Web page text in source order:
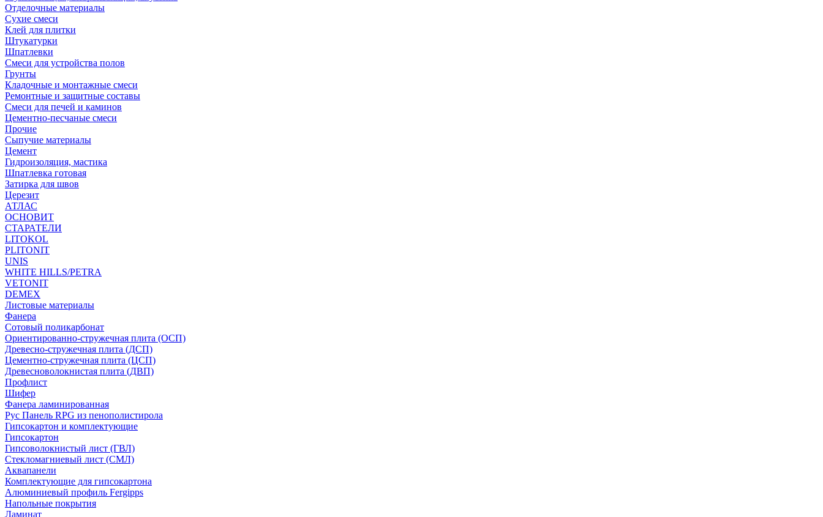
Отделочные материалы
Сухие смеси
Клей для плитки
Штукатурки
Шпатлевки
Смеси для устройства полов
Грунты
Кладочные и монтажные смеси
Ремонтные и защитные составы
Смеси для печей и каминов
Цементно-песчаные смеси
Прочие
Сыпучие материалы
Цемент
Гидроизоляция, мастика
Шпатлевка готовая
Затирка для швов
Церезит
АТЛАС
ОСНОВИТ
СТАРАТЕЛИ
LITOKOL
PLITONIT
UNIS
WHITE HILLS/PETRA
VETONIT
DEMEX
Листовые материалы
Фанера
Сотовый поликарбонат
Ориентированно-стружечная плита (ОСП)
Древесно-стружечная плита (ДСП)
Цементно-стружечная плита (ЦСП)
Древесноволокнистая плита (ДВП)
Профлист
Шифер
Фанера ламинированная
Рус Панель RPG из пенополистирола
Гипсокартон и комплектующие
Гипсокартон
Гипсоволокнистый лист (ГВЛ)
Стекломагниевый лист (СМЛ)
Аквапанели
Комплектующие для гипсокартона
Алюминиевый профиль Fergipps
Напольные покрытия
Ламинат